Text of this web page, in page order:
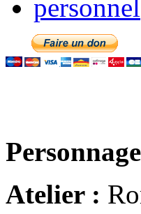
Atelier :